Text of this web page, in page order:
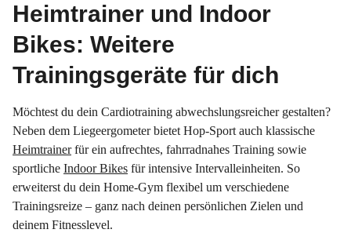
Heimtrainer und Indoor
Bikes: Weitere
Trainingsgeräte für dich
Möchtest du dein Cardiotraining abwechslungsreicher gestalten?
Neben dem Liegeergometer bietet Hop-Sport auch klassische
Heimtrainerfür ein aufrechtes, fahrradnahes Training sowie
sportliche Indoor Bikes für intensive Intervalleinheiten. So
erweiterst du dein Home-Gym flexibel um verschiedene
Trainingsreize – ganz nach deinen persönlichen Zielen und
deinem Fitnesslevel.